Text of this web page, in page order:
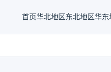
首页华北地区东北地区华东